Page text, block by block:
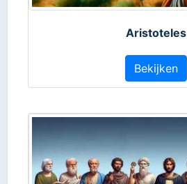
Aristoteles
Bekijken